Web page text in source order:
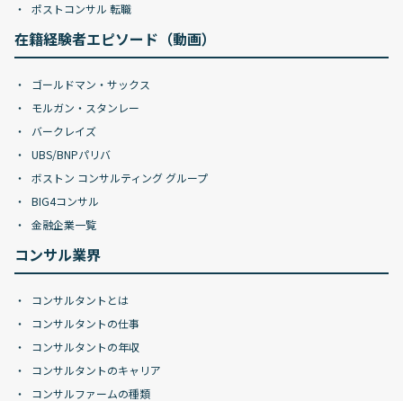
ポストコンサル 転職
在籍経験者エピソード（動画）
ゴールドマン・サックス
モルガン・スタンレー
バークレイズ
UBS/BNPパリバ
ボストン コンサルティング グループ
BIG4コンサル
金融企業一覧
コンサル業界
コンサルタントとは
コンサルタントの仕事
コンサルタントの年収
コンサルタントのキャリア
コンサルファームの種類